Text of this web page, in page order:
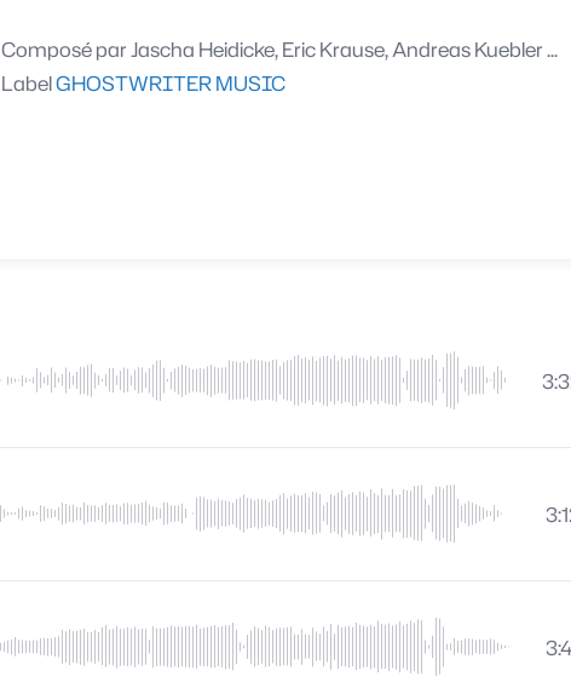
Composé parJascha Heidicke, Eric Krause, Andreas Kuebler ...
LabelGHOSTWRITER MUSIC